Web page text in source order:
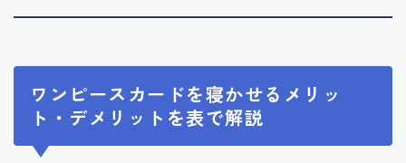
ワンピースカードを寝かせるメリッ
ト・デメリットを表で解説